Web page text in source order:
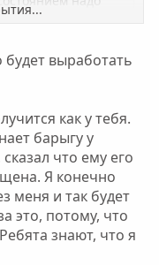
Не
этот синдром
избежания срыва
было сложно
барыге-другу,
всегда приводит
выработать
как у тебя.
барыгу у
что ему его
Я конечно
меня и так будет
это, потому, что
знают, что я